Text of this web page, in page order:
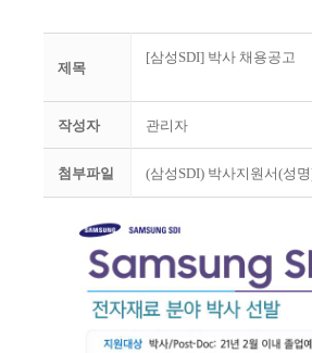
제목
[삼성SDI] 박사 채용공고
작성자 관리자
첨부파일 (삼성SDI) 박사지원서(성